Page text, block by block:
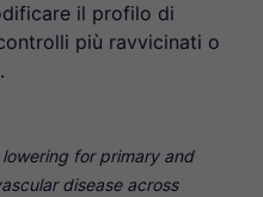
il profilo di
più ravvicinati o
for primary and
disease across